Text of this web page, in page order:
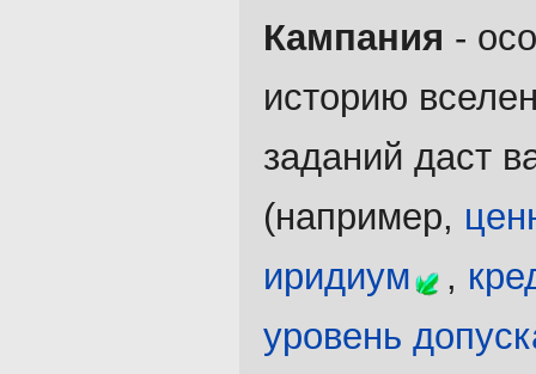
Кампания -
историю
заданий даст
(например,
иридиум
,
уровень